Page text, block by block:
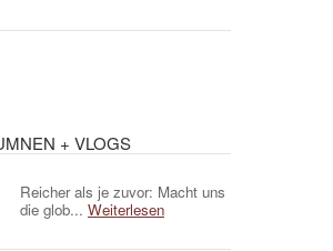
+ VLOGS
Reicher als je zuvor: Macht uns
die glob... Weiterlesen